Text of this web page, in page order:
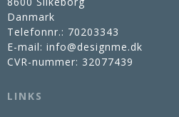
Danmark
Telefonnr.: 70203343
E-mail: info@designme.dk
CVR-nummer: 32077439
LINKS